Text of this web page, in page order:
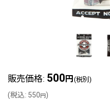
販売価格: 500 円 (税別)
(税込: 550円)